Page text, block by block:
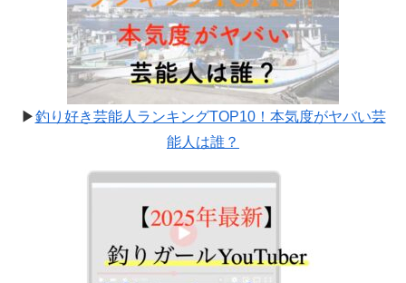
▶釣り好き芸能人ランキングTOP10！本気度がヤバい芸
能人は誰？